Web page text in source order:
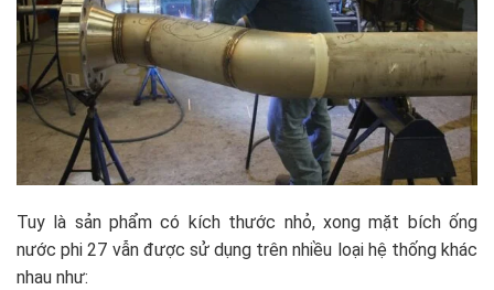
Tuy là sản phẩm có kích thước nhỏ, xong mặt bích ống
nước phi 27 vẫn được sử dụng trên nhiều loại hệ thống khác
nhau như: